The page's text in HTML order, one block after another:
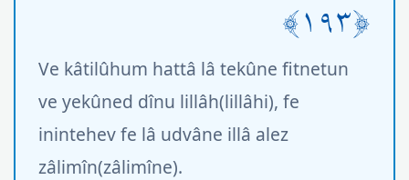
﴿١٩٣﴾
Ve kâtilûhum hattâ lâ tekûne fitnetun
ve yekûned dînu lillâh(lillâhi), fe
inintehev fe lâ udvâne illâ alez
zâlimîn(zâlimîne).